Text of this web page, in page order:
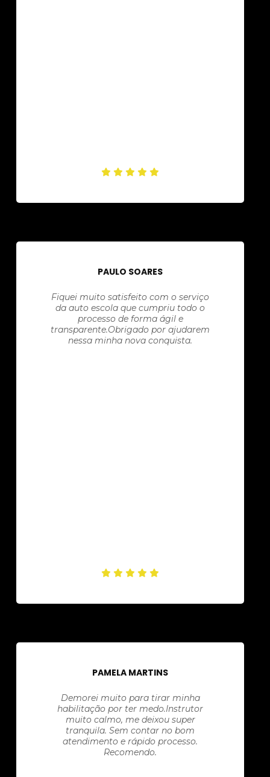
PAULO SOARES
Fiquei muito satisfeito com o serviço
da auto escola que cumpriu todo o
processo de forma ágil e
transparente.Obrigado por ajudarem
nessa minha nova conquista.
PAMELA MARTINS
Demorei muito para tirar minha
habilitação por ter medo.Instrutor
muito calmo, me deixou super
tranquila. Sem contar no bom
atendimento e rápido processo.
Recomendo.